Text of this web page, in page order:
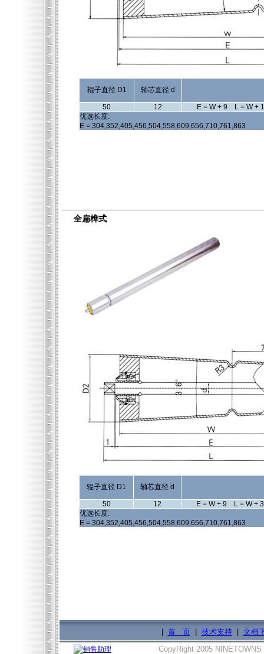
辊子直径 D1 轴芯直径 d
50 12
E = W + 9 L = W +
优选长度:
E = 304,352,405,456,504,558,609,656,710,761,863
全扁榫式
辊子直径 D1 轴芯直径 d
50 12
E = W + 9 L = W +
优选长度:
E = 304,352,405,456,504,558,609,656,710,761,863
首 页| 技术支持| 文档
CopyRight 2005 NINETOWNS